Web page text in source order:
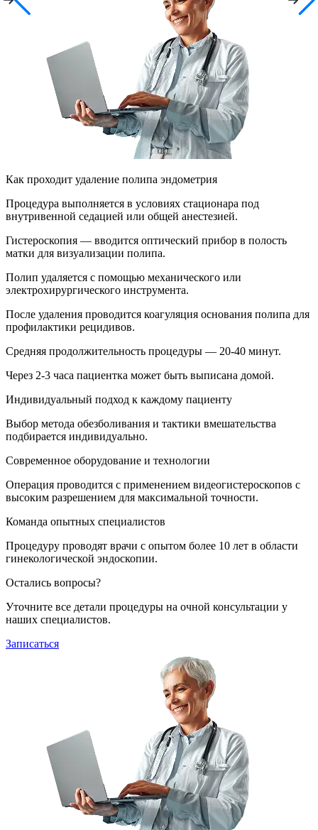
Как проходит удаление полипа эндометрия
Процедура выполняется в условиях стационара под
внутривенной седацией или общей анестезией.
Гистероскопия — вводится оптический прибор в полость
матки для визуализации полипа.
Полип удаляется с помощью механического или
электрохирургического инструмента.
После удаления проводится коагуляция основания полипа для
профилактики рецидивов.
Средняя продолжительность процедуры — 20-40 минут.
Через 2-3 часа пациентка может быть выписана домой.
Индивидуальный подход к каждому пациенту
Выбор метода обезболивания и тактики вмешательства
подбирается индивидуально.
Современное оборудование и технологии
Операция проводится с применением видеогистероскопов с
высоким разрешением для максимальной точности.
Команда опытных специалистов
Процедуру проводят врачи с опытом более 10 лет в области
гинекологической эндоскопии.
Остались вопросы?
Уточните все детали процедуры на очной консультации у
наших специалистов.
Записаться